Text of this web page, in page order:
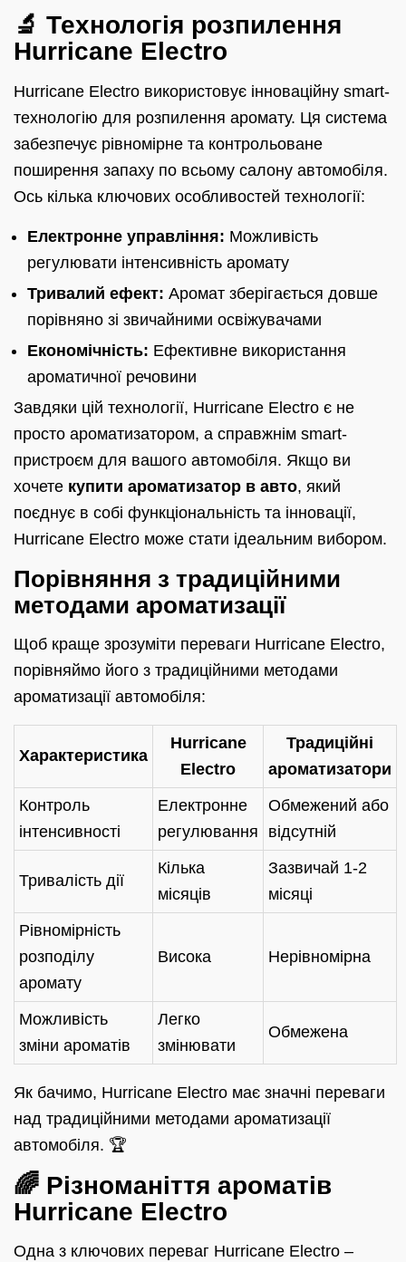
🔬 Технологія розпилення
Hurricane Electro
Hurricane Electro використовує інноваційну smart-
технологію для розпилення аромату. Ця система
забезпечує рівномірне та контрольоване
поширення запаху по всьому салону автомобіля.
Ось кілька ключових особливостей технології:
Електронне управління: Можливість
регулювати інтенсивність аромату
Тривалий ефект: Аромат зберігається довше
порівняно зі звичайними освіжувачами
Економічність: Ефективне використання
ароматичної речовини
Завдяки цій технології, Hurricane Electro є не
просто ароматизатором, а справжнім smart-
пристроєм для вашого автомобіля. Якщо ви
хочете купити ароматизатор в авто, який
поєднує в собі функціональність та інновації,
Hurricane Electro може стати ідеальним вибором.
Порівняння з традиційними
методами ароматизації
Щоб краще зрозуміти переваги Hurricane Electro,
порівняймо його з традиційними методами
ароматизації автомобіля:
Характеристика
Hurricane
Electro
Традиційні
ароматизатори
Контроль
інтенсивності
Електронне
регулювання
Обмежений або
відсутній
Тривалість дії
Кілька
місяців
Зазвичай 1-2
місяці
Рівномірність
розподілу
аромату
Висока Нерівномірна
Можливість
зміни ароматів
Легко
змінювати
Обмежена
Як бачимо, Hurricane Electro має значні переваги
над традиційними методами ароматизації
автомобіля. 🏆
🌈 Різноманіття ароматів
Hurricane Electro
Одна з ключових переваг Hurricane Electro –